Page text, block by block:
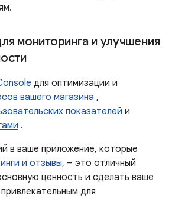
мониторинга и улучшения
для оптимизации и
вашего магазина ,
показателей и
.
в ваше приложение, которые
и отзывы, – это отличный
ценность и сделать ваше
для